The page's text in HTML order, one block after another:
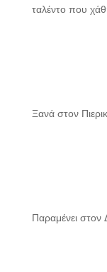
ταλέντο που
Ξανά στον
Παραμένει στον